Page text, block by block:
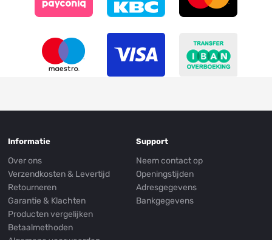
Informatie
Over ons
Verzendkosten & Levertijd
Retourneren
Garantie & Klachten
Producten vergelijken
Betaalmethoden
Support
Neem contact op
Openingstijden
Adresgegevens
Bankgegevens